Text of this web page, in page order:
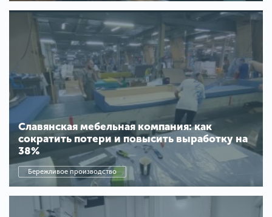
Славянская мебельная компания: как
сократить потери и повысить выработку на
38%
Бережливое производство